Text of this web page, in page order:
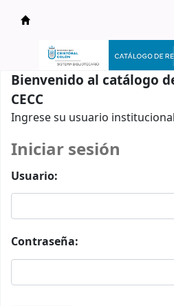
Catálogo en línea
Bienvenido al catálogo
CECC
Ingrese su usuario
Iniciar sesión
Usuario:
Contraseña: